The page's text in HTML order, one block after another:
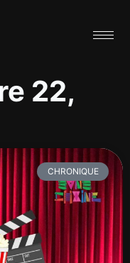
22,
CHRONIQUE